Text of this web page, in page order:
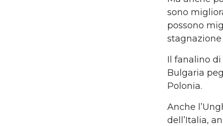
sono
possono
Il fanalino
Bulgaria
Polonia.
Anche
dell’Italia,